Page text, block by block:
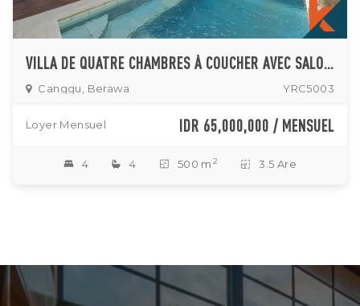
VILLA DE QUATRE CHAMBRES À COUCHER AVEC SALON OUVERT ET FERMÉ RÉGLABLE À 70 MÈTRES DE LA PLAGE DANS LA RÉGION DE BERAWA
Canggu, Berawa YRC5003
Loyer Mensuel IDR 65,000,000 / MENSUEL
4 4 500 m 2 3.5 Are